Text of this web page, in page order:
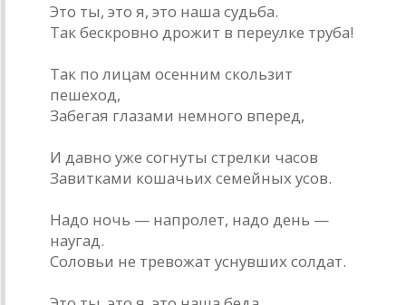
Это ты, это я, это наша судьба.
Так бескровно дрожит в переулке труба!
Так по лицам осенним скользит
пешеход,
Забегая глазами немного вперед,
И давно уже согнуты стрелки часов
Завитками кошачьих семейных усов.
Надо ночь — напролет, надо день —
наугад.
Соловьи не тревожат уснувших солдат.